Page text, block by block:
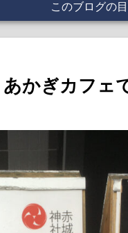
このブログの
あかぎカフ